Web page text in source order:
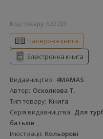
Код товару: 522723
Паперова книга
Електронна книга
Паперова
книга
522723
Електронна
книга
525959
Видавництво 4MAMAS
Автор Осколкова Т.
Тип товару Книга
Серія видавництва Для
батьків
Ілюстрації Кольорові